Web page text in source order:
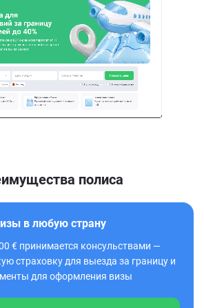
полиса
в любую страну
€ принимается консульствами —
страховку для выезда за границу и
для оформления визы